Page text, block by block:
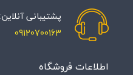
پشتیبانی آنلاین:
09120700163
اطلاعات فروشگاه